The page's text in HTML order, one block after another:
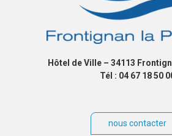
Hôtel de Ville – 34113
Tél : 04 67 18 50
nous contacter